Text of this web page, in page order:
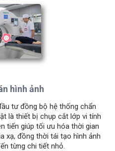
hình ảnh
tư đồng bộ hệ thống chẩn
là thiết bị chụp cắt lớp vi tính
tiến giúp tối ưu hóa thời gian
xạ, đồng thời tái tạo hình ảnh
từng chi tiết nhỏ.